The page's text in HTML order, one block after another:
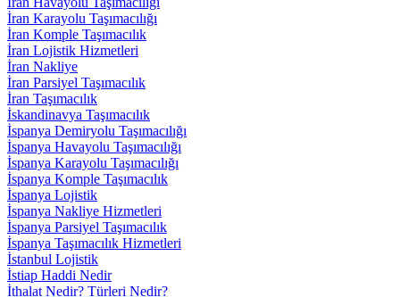
İran Karayolu Taşımacılığı
İran Komple Taşımacılık
İran Lojistik Hizmetleri
İran Nakliye
İran Parsiyel Taşımacılık
İran Taşımacılık
İskandinavya Taşımacılık
İspanya Demiryolu Taşımacılığı
İspanya Havayolu Taşımacılığı
İspanya Karayolu Taşımacılığı
İspanya Komple Taşımacılık
İspanya Lojistik
İspanya Nakliye Hizmetleri
İspanya Parsiyel Taşımacılık
İspanya Taşımacılık Hizmetleri
İstanbul Lojistik
İstiap Haddi Nedir
İthalat Nedir? Türleri Nedir?